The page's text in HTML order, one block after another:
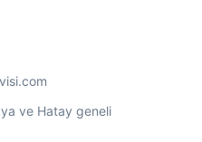
ve Hatay geneli